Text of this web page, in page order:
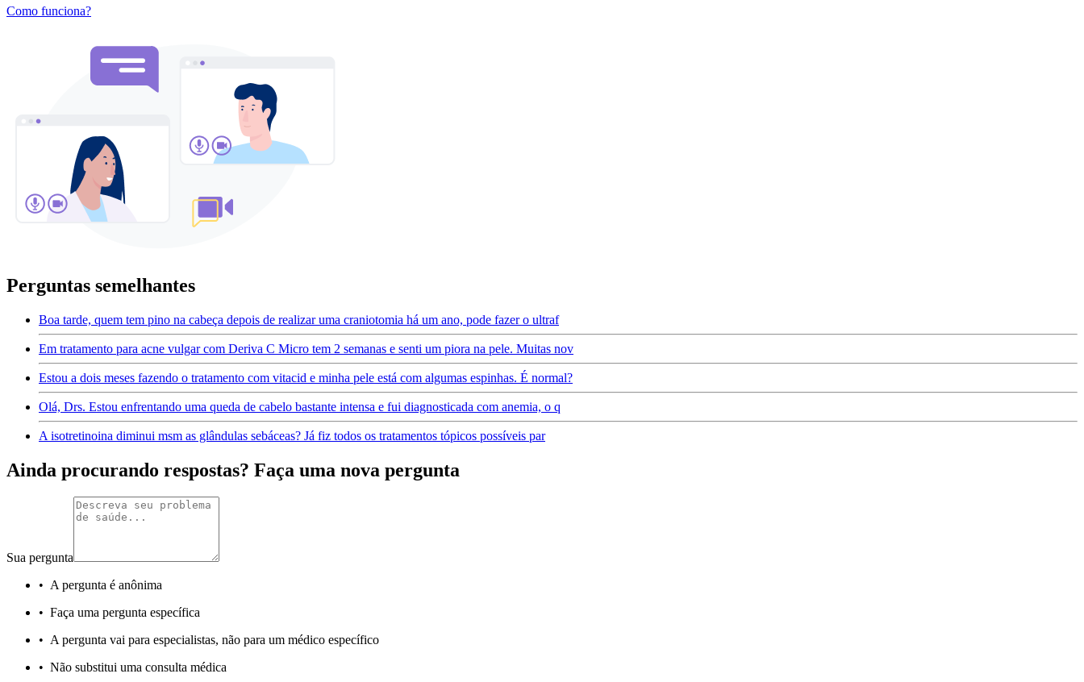
Como funciona?
Perguntas semelhantes
Boa tarde, quem tem pino na cabeça depois de realizar uma craniotomia há um ano, pode fazer o ultraf
Em tratamento para acne vulgar com Deriva C Micro tem 2 semanas e senti um piora na pele. Muitas nov
Estou a dois meses fazendo o tratamento com vitacid e minha pele está com algumas espinhas. É normal?
Olá, Drs. Estou enfrentando uma queda de cabelo bastante intensa e fui diagnosticada com anemia, o q
A isotretinoina diminui msm as glândulas sebáceas? Já fiz todos os tratamentos tópicos possíveis par
Ainda procurando respostas? Faça uma nova pergunta
Sua pergunta
• A pergunta é anônima
• Faça uma pergunta específica
• A pergunta vai para especialistas, não para um médico específico
• Não substitui uma consulta médica